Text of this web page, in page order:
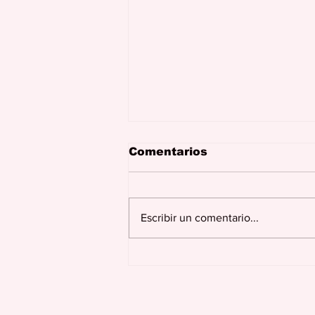
Comentarios
Escribir un comentario...